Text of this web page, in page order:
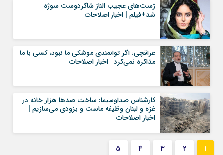
ژست‌های عجیب الناز شاکردوست سوژه
شد+فیلم | اخبار اصلاحات
عراقچی: اگر توانمندی موشکی ما نبود، کسی با ما
مذاکره نمی‌کرد | اخبار اصلاحات
کارشناس صداوسیما: ساخت صدها هزار خانه در
غزه و لبنان وظیفه ماست و بزودی می‌سازیم |
اخبار اصلاحات
1
2
3
4
5